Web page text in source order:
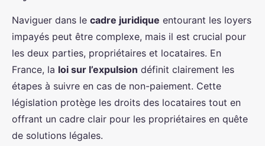
Naviguer dans le cadre juridique entourant les loyers
impayés peut être complexe, mais il est crucial pour
les deux parties, propriétaires et locataires. En
France, la loi sur l’expulsion définit clairement les
étapes à suivre en cas de non-paiement. Cette
législation protège les droits des locataires tout en
offrant un cadre clair pour les propriétaires en quête
de solutions légales.